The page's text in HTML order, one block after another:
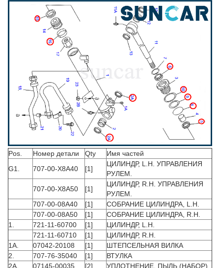
Pos. Номер детали Qty
Имя частей
G1.
707-00-X8A40 [1]
ЦИЛИНДР, L.H. УПРАВЛЕНИЯ
РУЛЕМ.
707-00-X8A50
[1]
ЦИЛИНДР, R.H. УПРАВЛЕНИЯ
РУЛЕМ.
707-00-08A40
[1]
СОБРАНИЕ ЦИЛИНДРА, L.H.
707-00-08A50
[1]
СОБРАНИЕ ЦИЛИНДРА, R.H.
1.
721-11-60700 [1]
ЦИЛИНДР, L.H.
721-11-60710
[1]
ЦИЛИНДР, R.H.
1A.
07042-20108 [1]
ШТЕПСЕЛЬНАЯ ВИЛКА
2.
707-76-35040 [1]
ВТУЛКА
2A.
07145-00035 [2]
УПЛОТНЕНИЕ, ПЫЛЬ (НАБОР)